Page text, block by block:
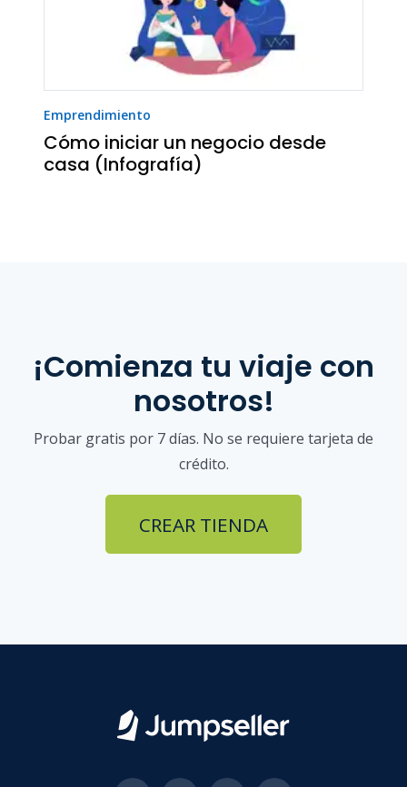
Emprendimiento
Cómo iniciar un negocio desde
casa (Infografía)
¡Comienza tu viaje con
nosotros!
Probar gratis por 7 días. No se requiere tarjeta de
crédito.
CREAR TIENDA